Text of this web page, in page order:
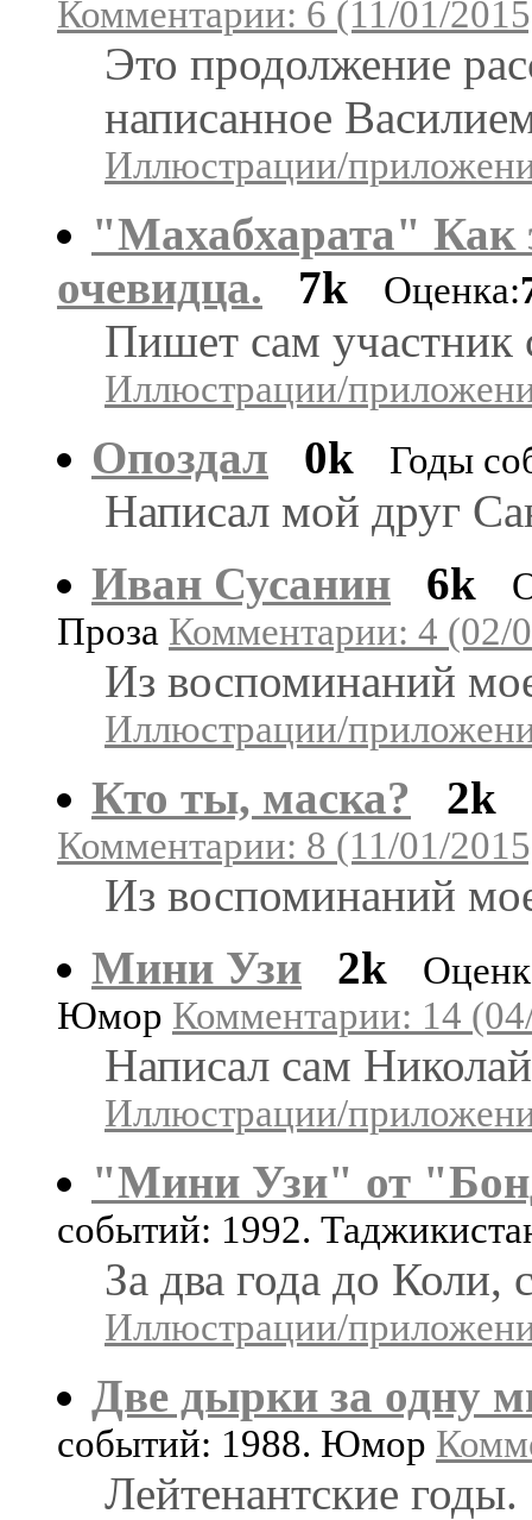
Комментарии: 6 (11/01/
Это продолжение
написанное
Иллюстрации/
"Махабхарата" Как
очевидца.
7k Оценка:
Пишет сам
Иллюстрации/
Опоздал 0k Годы
Написал мой друг
Иван Сусанин
6k
Проза Комментарии: 4 (02/
Из воспоминаний
Иллюстрации/
Кто ты, маска? 2k
Комментарии: 8 (11/01/
Из воспоминаний
Мини Узи
2k
Юмор Комментарии: 14
Написал сам
Иллюстрации/
"Мини Узи" от
событий: 1992.
За два года до
Иллюстрации/
Две дырки за одну
событий: 1988. Юмор
Лейтенантские годы.